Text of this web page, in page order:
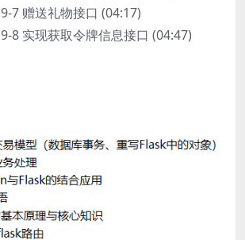
9-7 赠送礼物接口 (04:17)
9-8 实现获取令牌信息接口 (04:47)